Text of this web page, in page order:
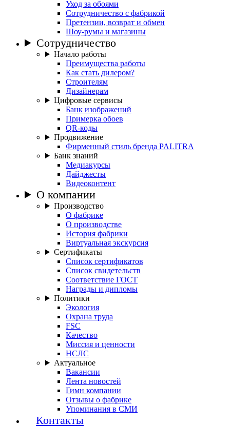
Уход за обоями
Сотрудничество с фабрикой
Претензии, возврат и обмен
Шоу-румы и магазины
Сотрудничество
Начало работы
Преимущества работы
Как стать дилером?
Строителям
Дизайнерам
Цифровые сервисы
Банк изображений
Примерка обоев
QR-коды
Продвижение
Фирменный стиль бренда PALITRA
Банк знаний
Медиакурсы
Дайджесты
Видеоконтент
О компании
Производство
О фабрике
О производстве
История фабрики
Виртуальная экскурсия
Сертификаты
Список сертификатов
Список свидетельств
Соответствие ГОСТ
Награды и дипломы
Политики
Экология
Охрана труда
FSC
Качество
Миссия и ценности
НСЛС
Актуальное
Вакансии
Лента новостей
Гимн компании
Отзывы о фабрике
Упоминания в СМИ
Контакты